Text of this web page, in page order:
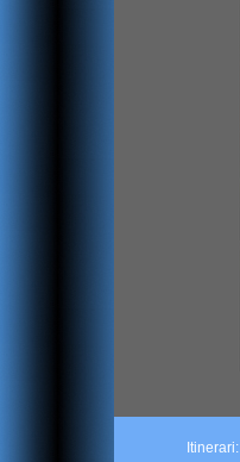
Itinerari: